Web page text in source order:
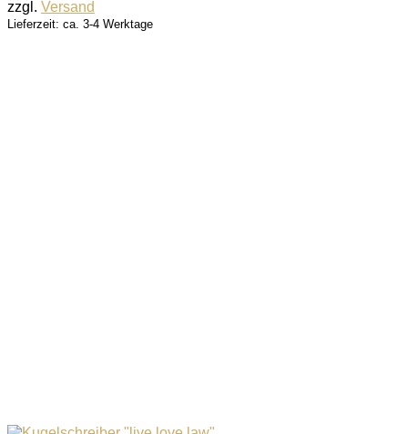
zzgl. Versand
Lieferzeit: ca. 3-4 Werktage